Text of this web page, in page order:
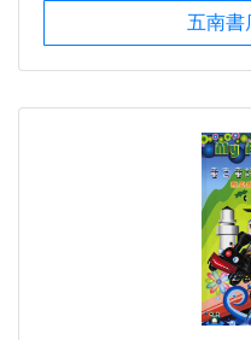
五南書